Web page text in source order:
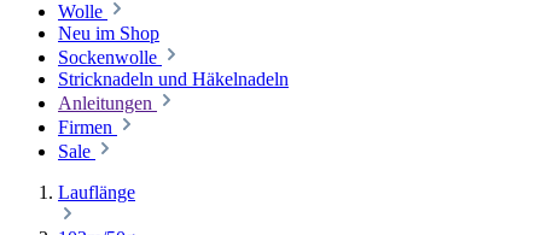
Wolle
Neu im Shop
Sockenwolle
Stricknadeln und Häkelnadeln
Anleitungen
Firmen
Sale
Lauflänge